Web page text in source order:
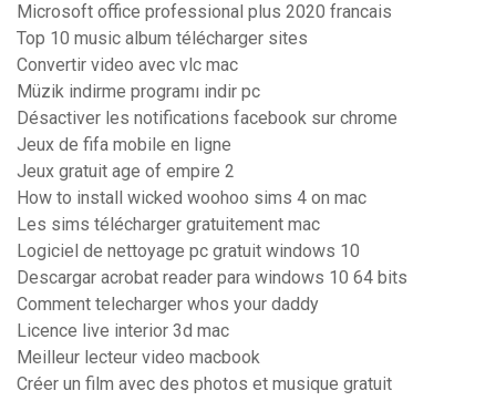
Microsoft office professional plus 2020 francais
Top 10 music album télécharger sites
Convertir video avec vlc mac
Müzik indirme programı indir pc
Désactiver les notifications facebook sur chrome
Jeux de fifa mobile en ligne
Jeux gratuit age of empire 2
How to install wicked woohoo sims 4 on mac
Les sims télécharger gratuitement mac
Logiciel de nettoyage pc gratuit windows 10
Descargar acrobat reader para windows 10 64 bits
Comment telecharger whos your daddy
Licence live interior 3d mac
Meilleur lecteur video macbook
Créer un film avec des photos et musique gratuit